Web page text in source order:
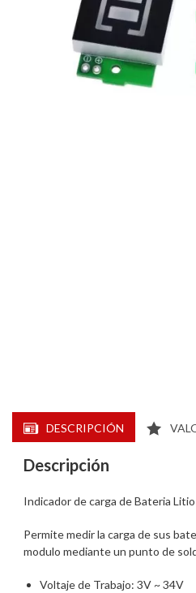
DESCRIPCIÓN
Descripción
Indicador de carga de Bateria
Permite medir la carga de sus
modulo mediante un punto de
Voltaje de Trabajo: 3V ~ 34V